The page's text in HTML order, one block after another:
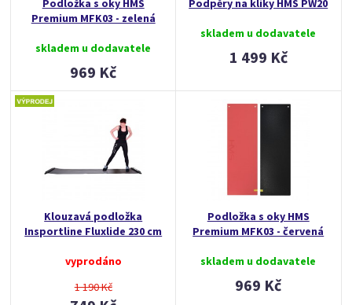
Podložka s oky HMS
Premium MFK03 - zelená
skladem u dodavatele
969 Kč
Podpěry na kliky HMS PW20
skladem u dodavatele
1 499 Kč
Klouzavá podložka
Insportline Fluxlide 230 cm
vyprodáno
1 190 Kč
Podložka s oky HMS
Premium MFK03 - červená
skladem u dodavatele
969 Kč